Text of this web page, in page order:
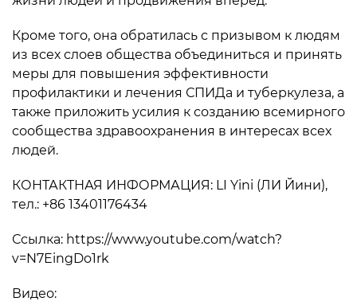
Кроме того, она обратилась с призывом к людям
из всех слоев общества объединиться и принять
меры для повышения эффективности
профилактики и лечения СПИДа и туберкулеза, а
также приложить усилия к созданию всемирного
сообщества здравоохранения в интересах всех
людей.
КОНТАКТНАЯ ИНФОРМАЦИЯ: LI Yini (ЛИ Йини),
тел.: +86 13401176434
Ссылка: https://www.youtube.com/watch?
v=N7EingDo1rk
Видео: